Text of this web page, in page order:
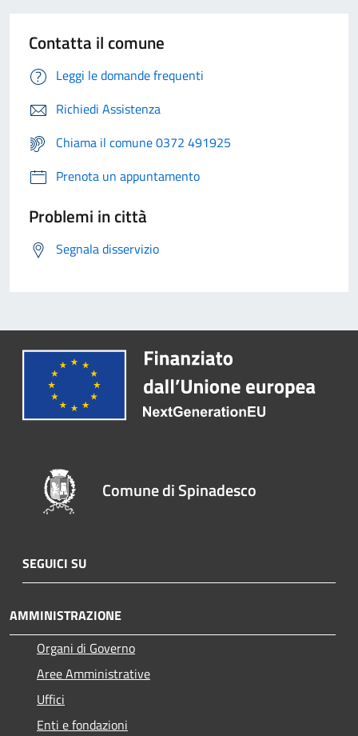
Contatta il comune
Leggi le domande frequenti
Richiedi Assistenza
Chiama il comune 0372 491925
Prenota un appuntamento
Problemi in città
Segnala disservizio
Comune di Spinadesco
SEGUICI SU
AMMINISTRAZIONE
Organi di Governo
Aree Amministrative
Uffici
Enti e fondazioni